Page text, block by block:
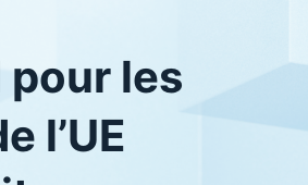
les
l’UE